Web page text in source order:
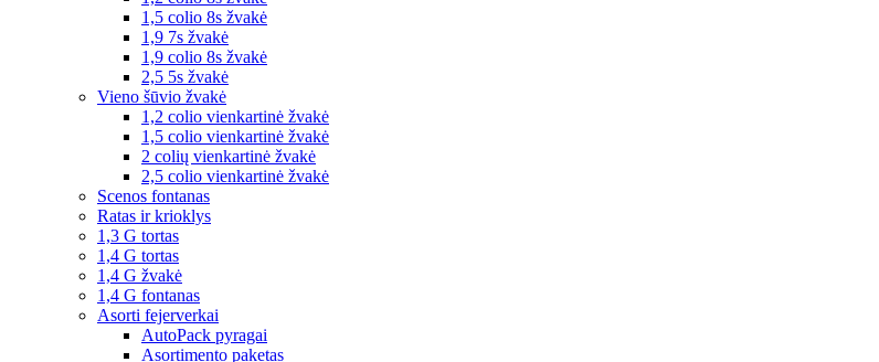
1,5 colio 8s žvakė
1,9 7s žvakė
1,9 colio 8s žvakė
2,5 5s žvakė
Vieno šūvio žvakė
1,2 colio vienkartinė žvakė
1,5 colio vienkartinė žvakė
2 colių vienkartinė žvakė
2,5 colio vienkartinė žvakė
Scenos fontanas
Ratas ir krioklys
1,3 G tortas
1,4 G tortas
1,4 G žvakė
1,4 G fontanas
Asorti fejerverkai
AutoPack pyragai
Asortimento paketas